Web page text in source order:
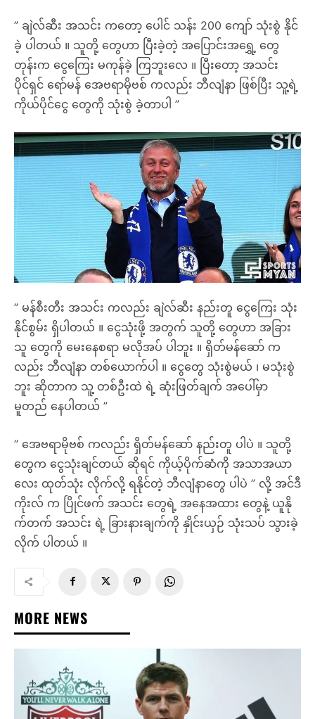
” ချဲလ်ဆီး အသင်း ကတော့ ပေါင် သန်း 200 ကျော် သုံးစွဲ နိုင်
ခဲ့ ပါတယ် ။ သူတို့ တွေဟာ ပြီးခဲ့တဲ့ အပြောင်းအရွှေ့ တွေ
တုန်းက ငွေကြေး မကုန်ခဲ့ ကြဘူးလေ ။ ပြီးတော့ အသင်း
ပိုင်ရှင် ရော်မန် အေဗရာမိုဗစ် ကလည်း ဘီလျံနာ ဖြစ်ပြီး သူ့ရဲ့
ကိုယ်ပိုင်ငွေ တွေကို သုံးစွဲ ခဲ့တာပါ ”
” မန်စီးတီး အသင်း ကလည်း ချဲလ်ဆီး နည်းတူ ငွေကြေး သုံး
နိုင်စွမ်း ရှိပါတယ် ။ ငွေသုံးဖို့ အတွက် သူတို့ တွေဟာ အခြား
သူ တွေကို မေးနေစရာ မလိုအပ် ပါဘူး ။ ရှိတ်မန်ဆော် က
လည်း ဘီလျံနာ တစ်ယောက်ပါ ။ ငွေတွေ သုံးစွဲမယ် ၊ မသုံးစွဲ
ဘူး ဆိုတာက သူ့ တစ်ဦးထဲ ရဲ့ ဆုံးဖြတ်ချက် အပေါ်မှာ
မူတည် နေပါတယ် ”
” အေဗရာမိုဗစ် ကလည်း ရှိတ်မန်ဆော် နည်းတူ ပါပဲ ။ သူတို့
တွေက ငွေသုံးချင်တယ် ဆိုရင် ကိုယ့်ပိုက်ဆံကို အသာအယာ
လေး ထုတ်သုံး လိုက်လို့ ရနိုင်တဲ့ ဘီလျံနာတွေ ပါပဲ ” လို့ အင်ဒီ
ကိုးလ် က ပြိုင်ဖက် အသင်း တွေရဲ့ အနေအထား တွေနဲ့ ယူနို
က်တက် အသင်း ရဲ့ ခြားနားချက်ကို နှိုင်းယှဉ် သုံးသပ် သွားခဲ့
လိုက် ပါတယ် ။
MORE NEWS